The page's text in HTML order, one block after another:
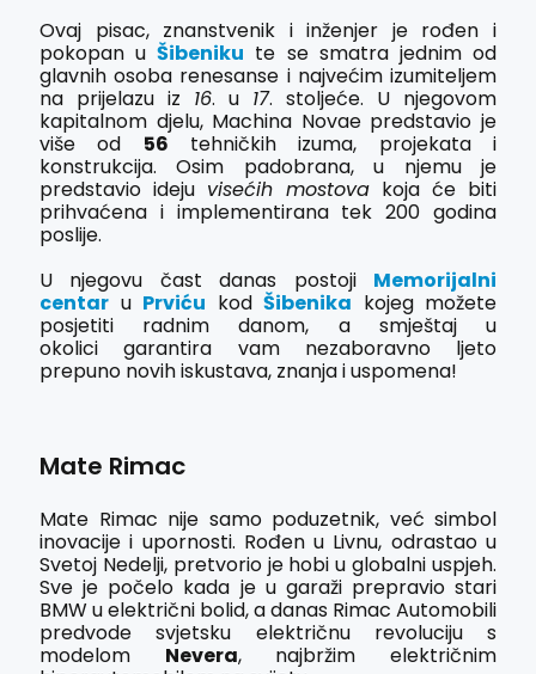
Ovaj pisac, znanstvenik i inženjer je rođen i
pokopan uŠibeniku te se smatra jednim od
glavnih osoba renesanse i najvećim izumiteljem
na prijelazu iz 16. u 17. stoljeće. U njegovom
kapitalnom djelu, Machina Novae predstavio je
više od 56 tehničkih izuma, projekata i
konstrukcija. Osim padobrana, u njemu je
predstavio ideju visećih mostova koja će biti
prihvaćena i implementirana tek 200 godina
poslije.
U njegovu čast danas postoji Memorijalni
centar u Prviću kod Šibenika kojeg možete
posjetiti radnim danom, a smještaj u
okolici garantira vam nezaboravno ljeto
prepuno novih iskustava, znanja i uspomena!
Mate Rimac
Mate Rimac nije samo poduzetnik, već simbol
inovacije i upornosti. Rođen u Livnu, odrastao u
Svetoj Nedelji, pretvorio je hobi u globalni uspjeh.
Sve je počelo kada je u garaži prepravio stari
BMW u električni bolid, a danas Rimac Automobili
predvode svjetsku električnu revoluciju s
modelom Nevera, najbržim električnim